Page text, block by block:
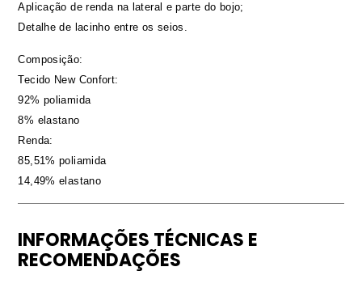
Aplicação de renda na lateral e parte do bojo;
Detalhe de lacinho entre os seios.
Composição:
Tecido New Confort:
92% poliamida
8% elastano
Renda:
85,51% poliamida
14,49% elastano
INFORMAÇÕES TÉCNICAS E
RECOMENDAÇÕES